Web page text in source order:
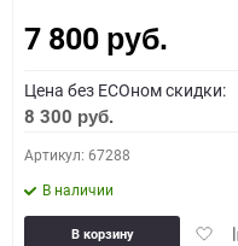
7 800 руб.
Цена без ECOном скидки:
8 300 руб.
Артикул: 67288
В наличии
В корзину